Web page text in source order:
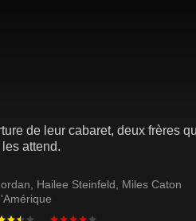
de leur cabaret, deux frères
attend.
Hailee Steinfeld
Miles Caton